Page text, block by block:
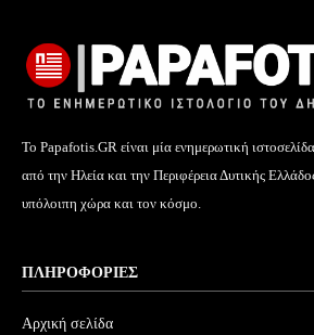
Το Papafotis.GR είναι μία ενημερωτική
από την Ηλεία και την Περιφέρεια Δυτικής
υπόλοιπη χώρα και τον κόσμο.
ΠΛΗΡΟΦΟΡΊΕΣ
Αρχική σελίδα